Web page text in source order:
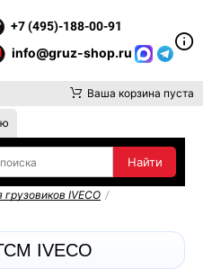
+7 (495)-188-00-91
info@gruz-shop.ru
Ваша корзина пуста
IVECO /
IVECO